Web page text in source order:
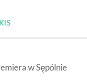
w Sępólnie